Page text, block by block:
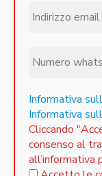
Informativa
Informativa
Cliccando
consenso al
all’informativa